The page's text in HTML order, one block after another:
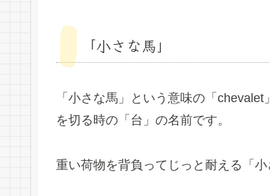
「小さな馬」
「小さな馬」という意味の「
を切る時の「台」の名前です。
重い荷物を背負ってじっと耐える「